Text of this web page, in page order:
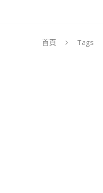
首頁 Tags